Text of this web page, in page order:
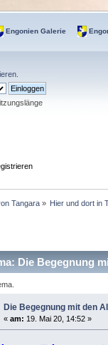
Engonien Galerie
Tangara» Hier und dort in
Die Begegnung
Die Begegnung mit den
« am: 19. Mai 20, 14:52 »